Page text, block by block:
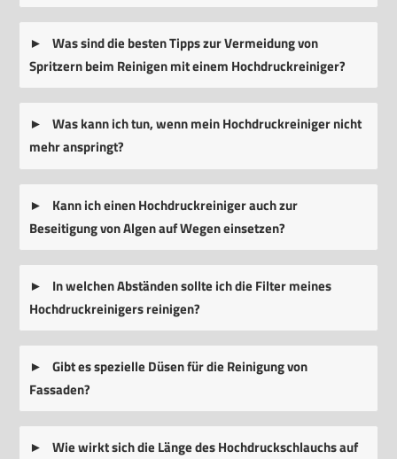
Was sind die besten Tipps zur Vermeidung von
Spritzern beim Reinigen mit einem Hochdruckreiniger?
Was kann ich tun, wenn mein Hochdruckreiniger nicht
mehr anspringt?
Kann ich einen Hochdruckreiniger auch zur
Beseitigung von Algen auf Wegen einsetzen?
In welchen Abständen sollte ich die Filter meines
Hochdruckreinigers reinigen?
Gibt es spezielle Düsen für die Reinigung von
Fassaden?
Wie wirkt sich die Länge des Hochdruckschlauchs auf